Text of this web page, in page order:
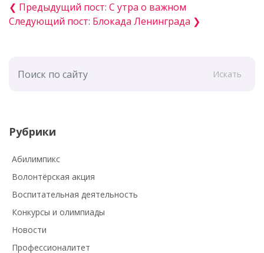
❮ Предыдущий пост: С утра о важном
Следующий пост: Блокада Ленинграда ❯
Искать
Рубрики
Абилимпикс
Волонтёрская акция
Воспитательная деятельность
Конкурсы и олимпиады
Новости
Профессионалитет